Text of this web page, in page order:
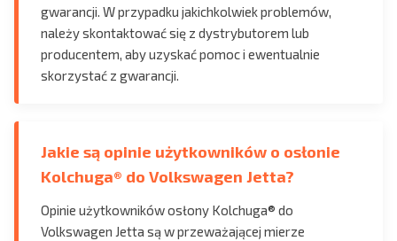
gwarancji. W przypadku jakichkolwiek problemów,
należy skontaktować się z dystrybutorem lub
producentem, aby uzyskać pomoc i ewentualnie
skorzystać z gwarancji.
Jakie są opinie użytkowników o osłonie
Kolchuga® do Volkswagen Jetta?
Opinie użytkowników osłony Kolchuga® do
Volkswagen Jetta są w przeważającej mierze